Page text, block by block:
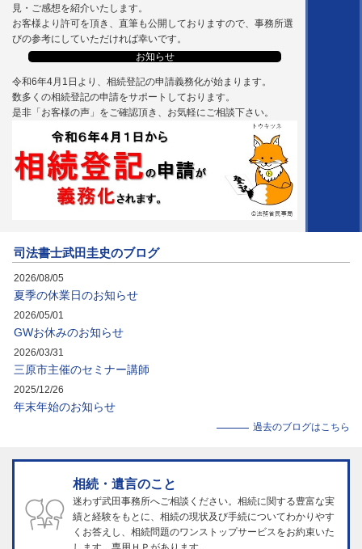
見・ご感想を紹介いたします。
お客様より許可を頂き、直筆も公開しておりますので、事務所選
びの参考にしていただければ幸いです。
お知らせ
令和6年4月1日より、相続登記の申請義務化が始まります。
数多くの相続登記の申請をサポートしております。
是非「お客様の声」をご確認頂き、お気軽にご相談下さい。
司法書士武田圭史のブログ
2026/08/05
夏季の休業日のお知らせ
2026/05/01
GWお休みのお知らせ
2026/03/31
三原市主催のセミナー講師
2025/12/26
年末年始のお知らせ
過去のブログはこちら
相続・遺言のこと
迷わず武田事務所へご相談ください。相続に関する豊富な実
績と経験をもとに、相続の現状及び手続についてわかりやす
くお答えし、相続問題のワンストップサービスをお約束いた